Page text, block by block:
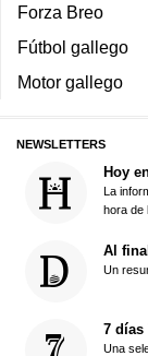
Forza Breo
Fútbol gallego
Motor gallego
NEWSLETTERS
Hoy
La
hora de
Al
Un
7 días
Una